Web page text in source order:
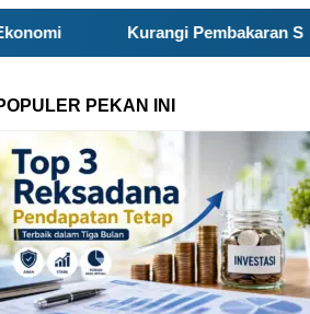
Pembakaran Sampah Terbuka,
PEKAN INI